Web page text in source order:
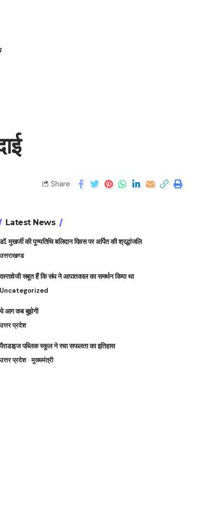
Share
Latest News
मुखर्जी की पुण्यतिथि बलिदान दिवस पर अर्पित की श्रद्धांजलि
सबूत हैं कि संघ ने आपातकाल का समर्थन किया था
Uncategorized
आग कब बुझेगी
प्रदेश
पब्लिक स्कूल ने रचा सफलता का इतिहास
प्रदेश मुख्यमंत्री